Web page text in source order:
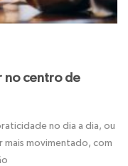
no centro de
no dia a dia, ou
mais movimentado, com